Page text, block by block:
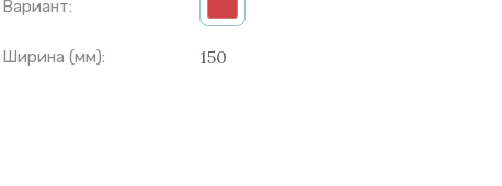
Вариант:
Ширина (мм): 150